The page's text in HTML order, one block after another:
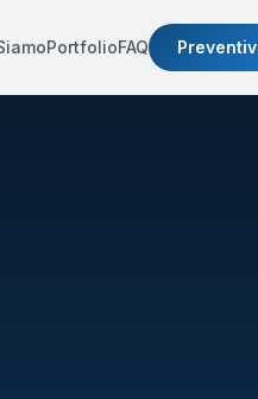
PortfolioFAQ